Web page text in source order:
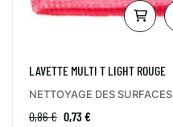
LAVETTE MULTI T LIGHT ROUGE
NETTOYAGE DES SURFACES
0,86 € 0,73 €